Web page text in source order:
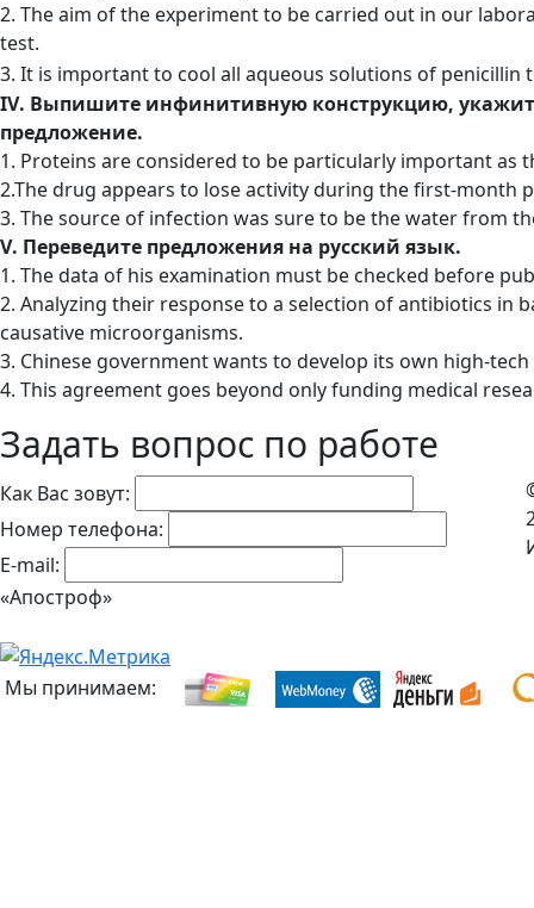
2. The aim of the experiment to be carried out in our
test.
3. It is important to cool all aqueous solutions of
IV. Выпишите инфинитивную конструкцию,
предложение.
1. Proteins are considered to be particularly important
2.The drug appears to lose activity during the first-month
3. The source of infection was sure to be the water from
V. Переведите предложения на русский язык.
1. The data of his examination must be checked before
2. Analyzing their response to a selection of antibiotics in
causative microorganisms.
3. Chinese government wants to develop its own high-
4. This agreement goes beyond only funding medical
Задать вопрос по работе
Как Вас зовут:
Номер телефона:
E-mail:
«Апостроф»
Мы принимаем: